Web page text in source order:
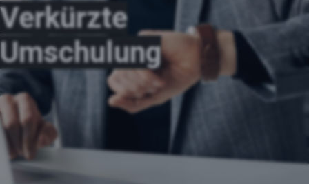
Verkürzte
Umschulung